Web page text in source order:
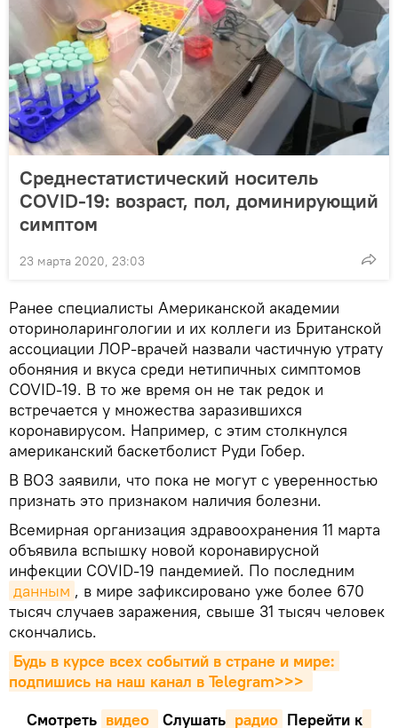
Среднестатистический носитель
COVID-19: возраст, пол, доминирующий
симптом
23 марта 2020, 23:03
Ранее специалисты Американской академии
оториноларингологии и их коллеги из Британской
ассоциации ЛОР-врачей назвали частичную утрату
обоняния и вкуса среди нетипичных симптомов
COVID-19. В то же время он не так редок и
встречается у множества заразившихся
коронавирусом. Например, с этим столкнулся
американский баскетболист Руди Гобер.
В ВОЗ заявили, что пока не могут с уверенностью
признать это признаком наличия болезни.
Всемирная организация здравоохранения 11 марта
объявила вспышку новой коронавирусной
инфекции COVID-19 пандемией. По последним
данным , в мире зафиксировано уже более 670
тысяч случаев заражения, свыше 31 тысяч человек
скончались.
Будь в курсе всех событий в стране и мире:
подпишись на наш канал в Telegram>>>
Смотреть видео Cлушать радио Перейти к